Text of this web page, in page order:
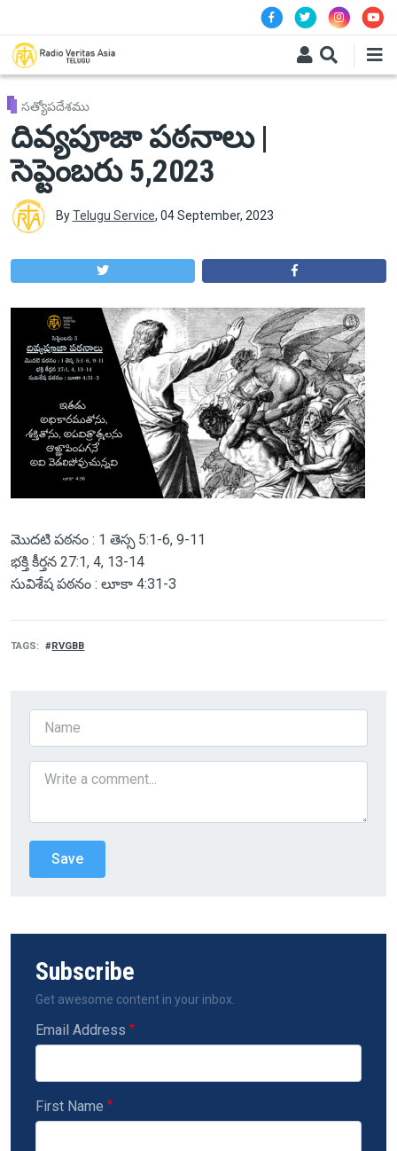
సత్యోపదేశము
దివ్యపూజా పఠనాలు |
సెప్టెంబరు 5,2023
ByTelugu Service, 04 September, 2023
మొదటి పఠనం : 1 తెస్స 5:1-6, 9-11
భక్తి కీర్తన 27:1, 4, 13-14
సువిశేష పఠనం : లూకా 4:31-3
TAGS RVGBB
Subscribe
Get awesome content in your inbox.
Email Address
First Name